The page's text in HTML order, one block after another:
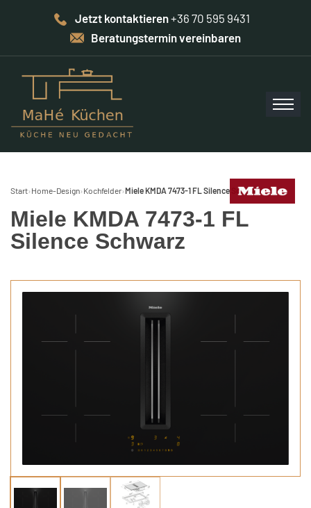
Jetzt kontaktieren+36 70 595 9431
Beratungstermin vereinbaren
Start› Home-Design› Kochfelder›Miele KMDA 7473-1 FL Silence Schwarz
Miele KMDA 7473-1 FL
Silence Schwarz